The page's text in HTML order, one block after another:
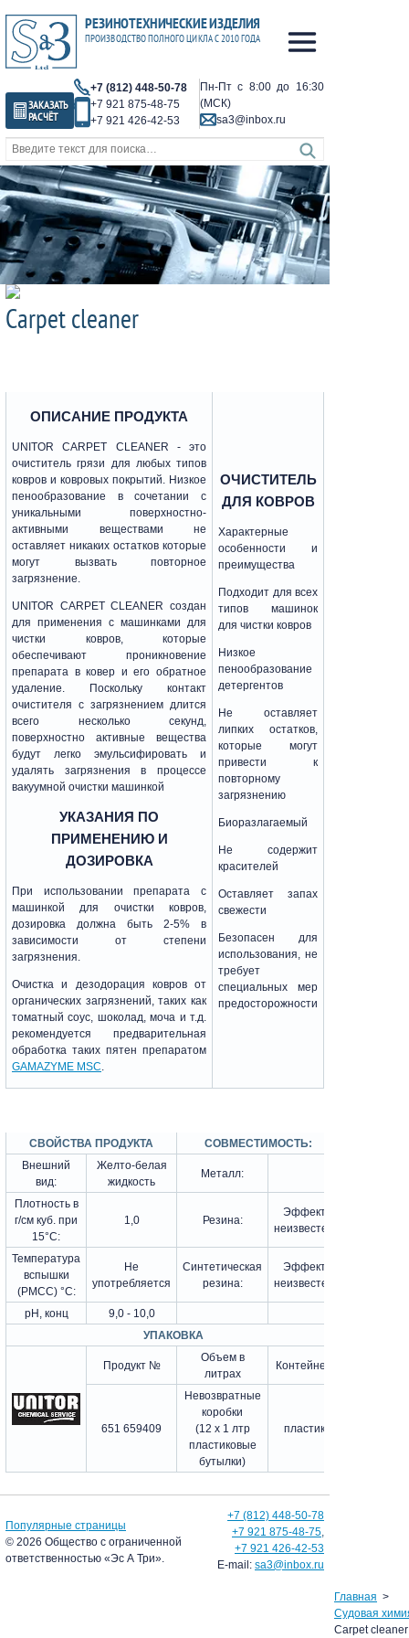
ЗАКАЗАТЬ
РАСЧЁТ
+7 (812) 448-50-78
+7 921 875-48-75
+7 921 426-42-53
Пн-Пт с 8:00 до 16:30
(МСК)
sa3@inbox.ru
Главная
Судовая
Carpet cleaner
Carpet cleaner
ОПИСАНИЕ ПРОДУКТА
UNITOR CARPET CLEANER - это
очиститель грязи для любых типов
ковров и ковровых покрытий. Низкое
пенообразование в сочетании с
уникальными поверхностно-
активными веществами не
оставляет никаких остатков которые
могут вызвать повторное
загрязнение.
UNITOR CARPET CLEANER создан
для применения с машинками для
чистки ковров, которые
обеспечивают проникновение
препарата в ковер и его обратное
удаление. Поскольку контакт
очистителя с загрязнением длится
всего несколько секунд,
поверхностно активные вещества
будут легко эмульсифировать и
удалять загрязнения в процессе
вакуумной очистки машинкой
УКАЗАНИЯ ПО
ПРИМЕНЕНИЮ И
ДОЗИРОВКА
При использовании препарата с
машинкой для очистки ковров,
дозировка должна быть 2-5% в
зависимости от степени
загрязнения.
Очистка и дезодорация ковров от
органических загрязнений, таких как
томатный соус, шоколад, моча и т.д.
рекомендуется предварительная
обработка таких пятен препаратом
GAMAZYME MSC.
ОЧИСТИТЕЛЬ
ДЛЯ КОВРОВ
Характерные
особенности и
преимущества
Подходит для всех
типов машинок
для чистки ковров
Низкое
пенообразование
детергентов
Не оставляет
липких остатков,
которые могут
привести к
повторному
загрязнению
Биоразлагаемый
Не содержит
красителей
Оставляет запах
свежести
Безопасен для
использования, не
требует
специальных мер
предосторожности
СВОЙСТВА ПРОДУКТА
СОВМЕСТИМОСТЬ:
Внешний
вид:
Желто-белая
жидкость
Металл:
Плотность в
г/см куб. при
15°С:
1,0 Резина:
Эффект
неизвестен
Температура
вспышки
(РМСС) °С:
Не
употребляется
Синтетическая
резина:
Эффект
неизвестен
рН, конц
9,0 - 10,0
УПАКОВКА
Продукт №
Объем в
литрах
Контейнер
651 659409
Невозвратные
коробки
(12 х 1 лтр
пластиковые
бутылки)
пластик
Популярные страницы
© 2026 Общество с ограниченной
ответственностью «Эс А Три».
+7 (812) 448-50-78
+7 921 875-48-75
+7 921 426-42-53
E-mail: sa3@inbox.ru